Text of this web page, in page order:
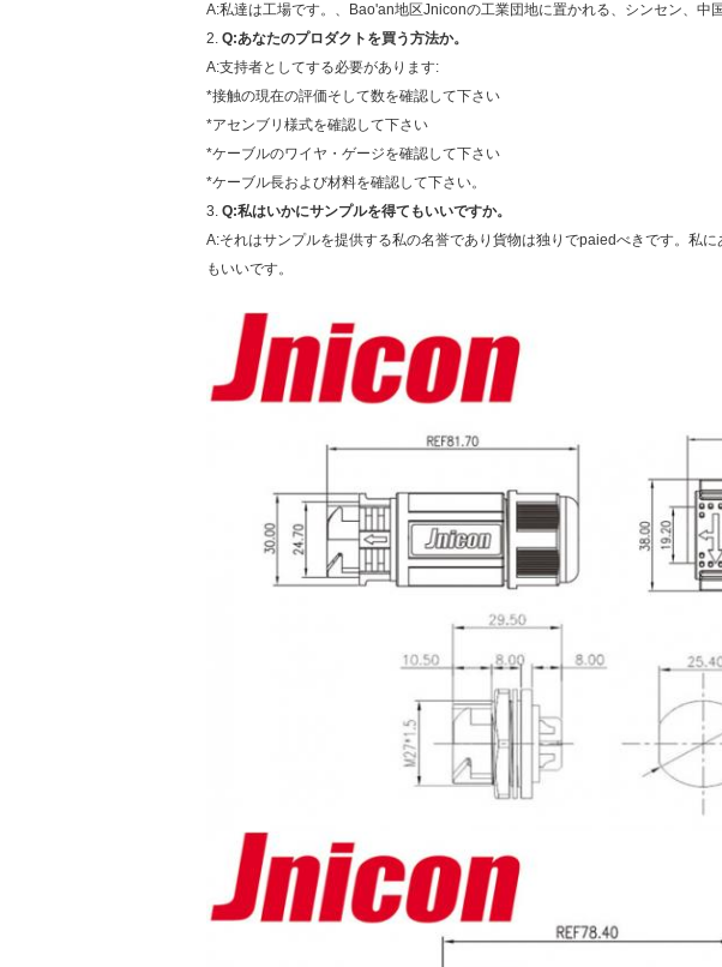
A:私達は工場です。、Bao'an地区Jniconの工業団地に置かれる、シンセン、中国
2. Q:あなたのプロダクトを買う方法か。
A:支持者としてする必要があります:
*接触の現在の評価そして数を確認して下さい
*アセンブリ様式を確認して下さい
*ケーブルのワイヤ・ゲージを確認して下さい
*ケーブル長および材料を確認して下さい。
3. Q:私はいかにサンプルを得てもいいですか。
A:それはサンプルを提供する私の名誉であり貨物は独りでpaiedべきです。私
もいいです。